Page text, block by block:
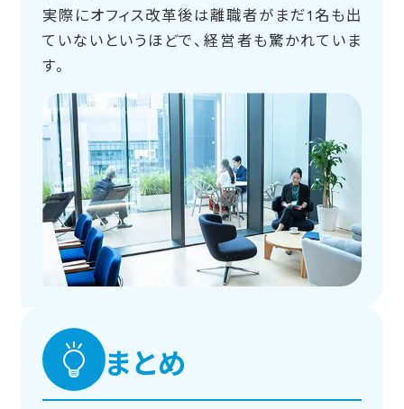
実際にオフィス改革後は離職者がまだ1名も出
ていないというほどで、経営者も驚かれていま
す。
まとめ